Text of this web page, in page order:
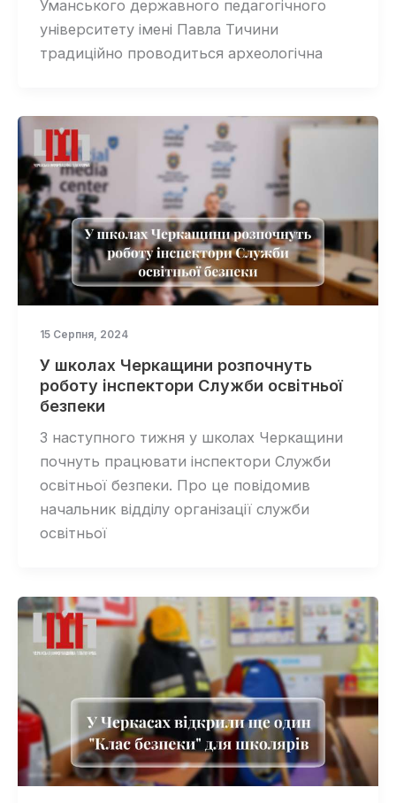
Уманського державного педагогічного
університету імені Павла Тичини
традиційно проводиться археологічна
15 Серпня, 2024
У школах Черкащини розпочнуть
роботу інспектори Служби освітньої
безпеки
З наступного тижня у школах Черкащини
почнуть працювати інспектори Служби
освітньої безпеки. Про це повідомив
начальник відділу організації служби
освітньої